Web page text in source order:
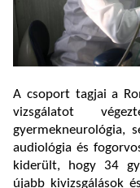
A csoport tagjai a
vizsgálatot
gyermekneurológia,
audiológia és
kiderült, hogy 34
újabb kivizsgálások